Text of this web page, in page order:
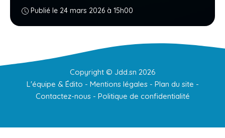
Publié le 24 mars 2026 à 15h00
Copyright © Jdd.sn 2026
L'équipe & Édito - Mentions légales- Plan du site -
Contactez-nous- Politique de confidentialité